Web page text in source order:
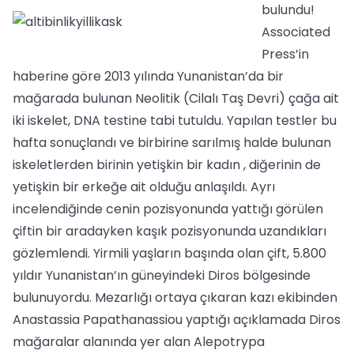
bulundu!
Associated
Press’in
haberine göre 2013 yılında Yunanistan’da bir
mağarada bulunan Neolitik (Cilalı Taş Devri) çağa ait
iki iskelet, DNA testine tabi tutuldu. Yapılan testler bu
hafta sonuçlandı ve birbirine sarılmış halde bulunan
iskeletlerden birinin yetişkin bir kadın , diğerinin de
yetişkin bir erkeğe ait olduğu anlaşıldı. Ayrı
incelendiğinde cenin pozisyonunda yattığı görülen
çiftin bir aradayken kaşık pozisyonunda uzandıkları
gözlemlendi. Yirmili yaşların başında olan çift, 5.800
yıldır Yunanistan’ın güneyindeki Diros bölgesinde
bulunuyordu. Mezarlığı ortaya çıkaran kazı ekibinden
Anastassia Papathanassiou yaptığı açıklamada Diros
mağaralar alanında yer alan Alepotrypa